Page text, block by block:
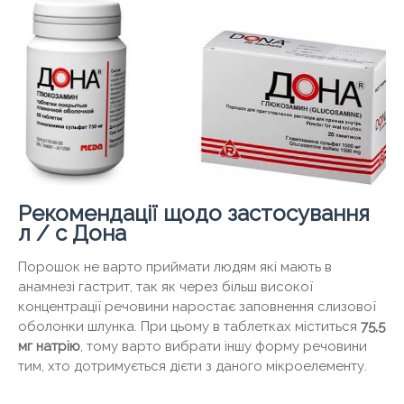
Рекомендації щодо застосування
л / с Дона
Порошок не варто приймати людям які мають в
анамнезі гастрит, так як через більш високої
концентрації речовини наростає заповнення слизової
оболонки шлунка. При цьому в таблетках міститься 75,5
мг натрію, тому варто вибрати іншу форму речовини
тим, хто дотримується дієти з даного мікроелементу.